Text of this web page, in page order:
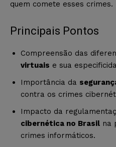
quem comete esses crimes.
Principais Pontos
Compreensão das
virtuais e sua
Importância da
contra os crimes
Impacto da
cibernética no Brasil na
crimes informáticos.